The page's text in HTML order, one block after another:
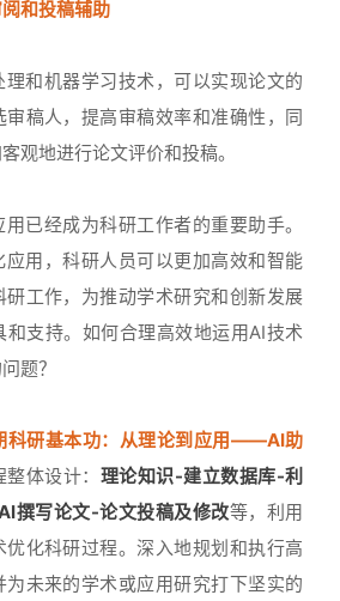
和投稿辅助
和机器学习技术，可以实现论文的
稿人，提高审稿效率和准确性，同
观地进行论文评价和投稿。
已经成为科研工作者的重要助手。
用，科研人员可以更加高效和智能
工作，为推动学术研究和创新发展
支持。如何合理高效地运用AI技术
题？
科研基本功：从理论到应用——AI助
整体设计： 理论知识-建立数据库-利
撰写论文-论文投稿及修改等，利用
化科研过程。深入地规划和执行高
未来的学术或应用研究打下坚实的